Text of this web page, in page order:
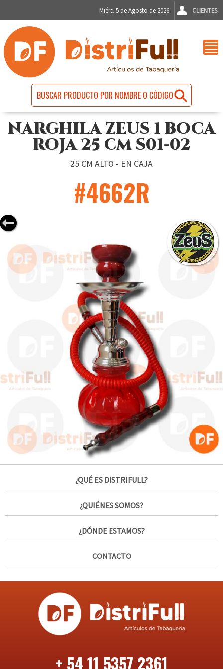
Miérc. 5 de Agosto de 2026 CLIENTES
NARGHILA ZEUS 1 BOCA
ROJA 25 CM S01-02
25 CM ALTO - EN CAJA
#4662R
¿QUÉ ES DISTRIFULL?
¿QUIÉNES SOMOS?
¿DÓNDE ESTAMOS?
CONTACTO
+ 54 11 5357 2361